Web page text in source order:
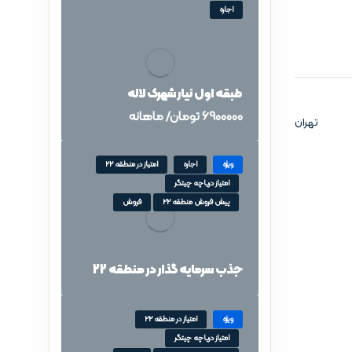
تهران
اجاره
طبقه اول نیار شهرک لاله
6900000تومان/ ماهانه
ویژه اجاره
امتیاز در منطقه 22
امتیاز دریاچه چیتگر
پیش فروش منطقه 22
فروش
جذب سرمایه گذار در منطقه 22
ویژه
امتیاز در منطقه 22
امتیاز دریاچه چیتگر